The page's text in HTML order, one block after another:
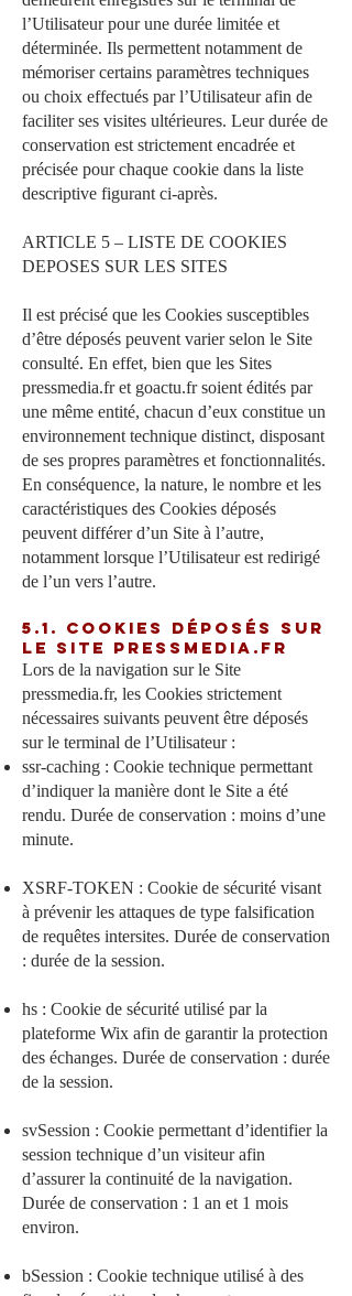
l’Utilisateur pour une durée limitée et
déterminée. Ils permettent notamment de
mémoriser certains paramètres techniques
ou choix effectués par l’Utilisateur afin de
faciliter ses visites ultérieures. Leur durée de
conservation est strictement encadrée et
précisée pour chaque cookie dans la liste
descriptive figurant ci-après.
ARTICLE 5 – LISTE DE COOKIES
DEPOSES SUR LES SITES
Il est précisé que les Cookies susceptibles
d’être déposés peuvent varier selon le Site
consulté. En effet, bien que les Sites
pressmedia.fr et goactu.fr soient édités par
une même entité, chacun d’eux constitue un
environnement technique distinct, disposant
de ses propres paramètres et fonctionnalités.
En conséquence, la nature, le nombre et les
caractéristiques des Cookies déposés
peuvent différer d’un Site à l’autre,
notamment lorsque l’Utilisateur est redirigé
de l’un vers l’autre.
5.1. Cookies déposés sur
le Site pressmedia.fr
Lors de la navigation sur le Site
pressmedia.fr, les Cookies strictement
nécessaires suivants peuvent être déposés
sur le terminal de l’Utilisateur :
ssr-caching : Cookie technique permettant
d’indiquer la manière dont le Site a été
rendu. Durée de conservation : moins d’une
minute.
XSRF-TOKEN : Cookie de sécurité visant
à prévenir les attaques de type falsification
de requêtes intersites. Durée de conservation
: durée de la session.
hs : Cookie de sécurité utilisé par la
plateforme Wix afin de garantir la protection
des échanges. Durée de conservation : durée
de la session.
svSession : Cookie permettant d’identifier la
session technique d’un visiteur afin
d’assurer la continuité de la navigation.
Durée de conservation : 1 an et 1 mois
environ.
bSession : Cookie technique utilisé à des